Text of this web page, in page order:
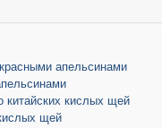
апельсинами
китайских кислых щей
щей